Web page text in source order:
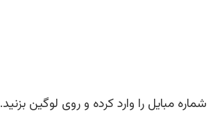
شماره مبایل را وارد کرده و روی لوگین بزنید.